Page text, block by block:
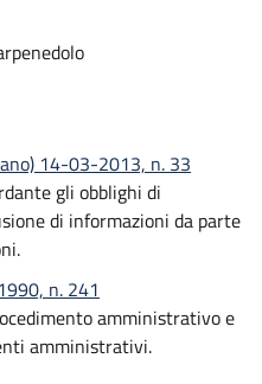
14-03-2013, n. 33
gli obblighi di
di informazioni da parte
n. 241
amministrativo e
amministrativi.